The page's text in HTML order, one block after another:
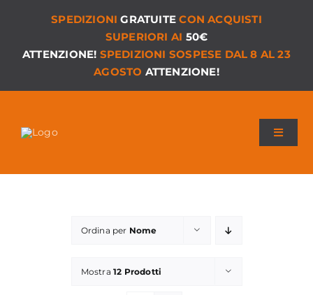
SPEDIZIONIGRATUITE CON ACQUISTI
SUPERIORI AI 50€
ATTENZIONE! SPEDIZIONI SOSPESE DAL 8 AL 23
AGOSTO ATTENZIONE!
Toggle
Ordina per Nome
Mostra 12 Prodotti